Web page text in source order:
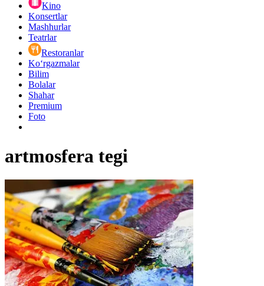
Kino
Konsertlar
Mashhurlar
Teatrlar
Restoranlar
Ko‘rgazmalar
Bilim
Bolalar
Shahar
Premium
Foto
artmosfera tegi